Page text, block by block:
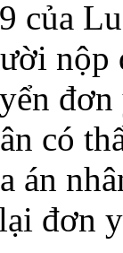
của
nộp
đơn
có
án
đơn